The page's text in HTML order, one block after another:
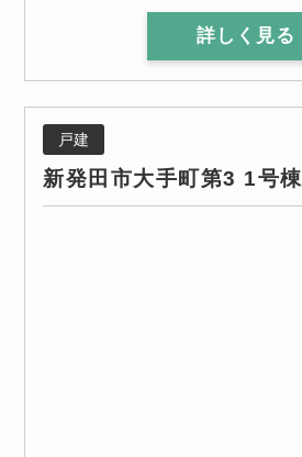
詳しく見る
戸建
新発田市大手町第3 1号棟